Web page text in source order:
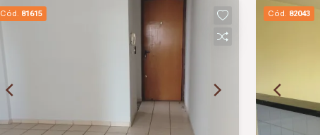
Cód. 81615 Cód. 82043